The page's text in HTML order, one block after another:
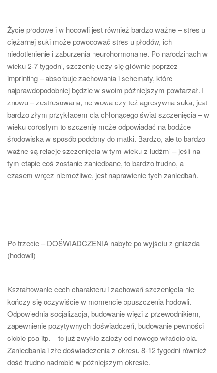
Życie płodowe i w hodowli jest również bardzo ważne – stres u
ciężarnej suki może powodować stres u płodów, ich
niedotlenienie i zaburzenia neurohormonalne. Po narodzinach w
wieku 2-7 tygodni, szczenię uczy się głównie poprzez
imprinting – absorbuje zachowania i schematy, które
najprawdopodobniej będzie w swoim późniejszym powtarzał. I
znowu – zestresowana, nerwowa czy też agresywna suka, jest
bardzo złym przykładem dla chłonącego świat szczenięcia – w
wieku dorosłym to szczenię może odpowiadać na bodźce
środowiska w sposób podobny do matki. Bardzo, ale to bardzo
ważne są relacje szczenięcia w tym wieku z ludźmi – jeśli na
tym etapie coś zostanie zaniedbane, to bardzo trudno, a
czasem wręcz niemożliwe, jest naprawienie tych zaniedbań.
Po trzecie – DOŚWIADCZENIA nabyte po wyjściu z gniazda
(hodowli)
Kształtowanie cech charakteru i zachowań szczenięcia nie
kończy się oczywiście w momencie opuszczenia hodowli.
Odpowiednia socjalizacja, budowanie więzi z przewodnikiem,
zapewnienie pozytywnych doświadczeń, budowanie pewności
siebie psa itp. – to już zwykle zależy od nowego właściciela.
Zaniedbania i złe doświadczenia z okresu 8-12 tygodni również
dość trudno nadrobić w późniejszym okresie.